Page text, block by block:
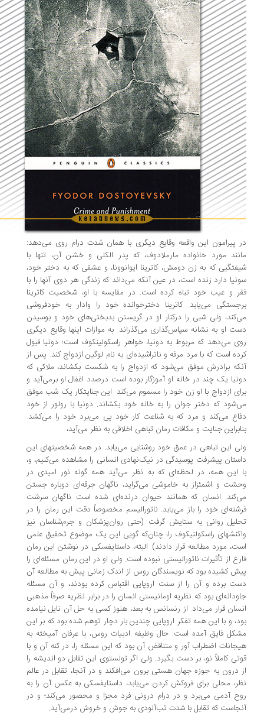
پیرامون این واقعه وقایع دیگری با همان شدت درام روی می‌دهد:
مورد خانواده مارملادوف،‌ که پدر الکلی و خشن آن،‌ تنها با
که به زن دومش، ‌کاترینا ایوانوونا،‌ و عشقی که به دختر خود،‌
دارد زنده است، در عین آنکه می‌داند که زندگی هر دوی آنها را با
و عیب خود تباه کرده است. در مقایسه با او،‌ شخصیت کاترینا
می‌یابد. کاترینا دخترخوانده خود را وادار به خودفروشی
‌ولی شبی را درکنار او در گریستن بدبختی‌های خود و بوسیدن
او به نشانه سپاس‌گذاری می‌گذراند. به موازات اینها وقایع دیگری
می‌دهد که مربوط به دونیا، خواهر راسکولینکوف است؛‌ دونیا قبول
است که با مرد مرفه و ناتراشیده‌ای به نام لوگین ازدواج کند. پس از
برادرش موفق می‌شود که ازدواج را به شکست بکشاند، ملاکی که
یک چند در خانه او آموزگار بوده است درصدد اغفال او برمی‌آید و
ازدواج با او زن خود را مسموم می‌کند. این جنایتکار یک شب موفق
که دختر جوان را به خانه خود بکشاند. دونیا با رولور از خود
می‌کند و مرد که به شناعت کار خود پی می‌برد خود را می‌کشد.
جنایت و مکافات رمان تباهی اخلاقی به نظر می‌آ‌‌ید،‌
این تباهی در عمق خود روشنایی می‌یابد. در همه شخصیتهای این
پیشرفت پوسیدگی در نیک‌نهادی انسانی را مشاهده می‌کنیم، ‌و،
این همه،‌ در لحظه‌ای که به نظر می‌آید همه گونه نور امیدی در
و اشمئزاز به خاموشی می‌گراید، ناگهان جرقه‌ای دوباره جستن
انسان که همانند حیوان درنده‌ای شده است ناگهان سرشت
خود را باز می‌یابد. ناتورالیسم مخصوصاً دقت این رمان را در
روانی به ستایش گرفت (حتی روان‌پزشکان و جرم‌شناسان نیز
راسکولنیکوف را،‌ چنان‌که گویی این یک موضوع تحقیق علمی
مورد مطالعه قرار دادند). البته،‌ داستایفسکی در نوشتن این رمان
از تأثیرات ناتورالیستی نبوده است. ولی او در این رمان مسئله‌ای را
کشیده بود که نویسندگان روس از اندک زمانی پیش به مطالعه آن
برده و آن را از سنت اروپایی اقتباس کرده بودند،‌ و آن مسئله
بود که نظریه اومانیستی انسان را در برابر نظریه صرفاً مذهبی
قرار می‌داد. از رنسانس به بعد، ‌هنوز کسی به حل آن نایل نیامده
و با این همه تفکر اروپایی چندین بار دچار توهم شده بود که بر این
فایق آمده است. حال وظیفه ادبیات روس،‌ با عرفان آمیخته به
اضطراب آور و متناقض ‌آن بود که این مسئله را، در کنه آن و با
کاملاً نو، بر دست بگیرد. ولی اگر تولستوی این تقابل دو اندیشه را
درون به حوزه جهان هستی برون می‌افکند ‌و در آنجا، ‌تقابل ‌در عالم
‌محلی برای فروکش کردن می‌یابد، ‌داستایفسکی به عکس آن را به
آدمی می‌برد و در درام درونی فرد مجزا و محصور می‌کند؛ ‌و در
که تقابل با شدت تب‌آلودی به جوش و خروش درمی‌آید.